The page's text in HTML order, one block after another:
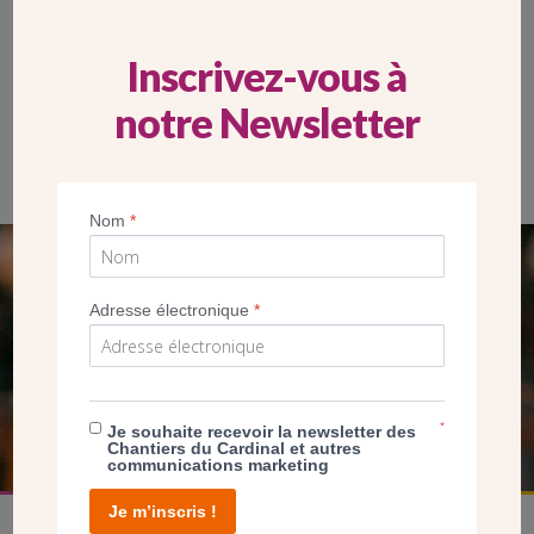
Parmi les travaux réalisés pendant les deux premières phases:
la peinture des portes et la restauration des ferronneries. Église
SEUL VOTRE DON
NOUS PERMET D’AGIR
FAIRE UN DON
Inscrivez-vous à
notre Newsletter
Nom*
Adresse électronique*
Je souhaite recevoir la newsletter des
Chantiers du Cardinal et autres
communications marketing
*
Je m’inscris !